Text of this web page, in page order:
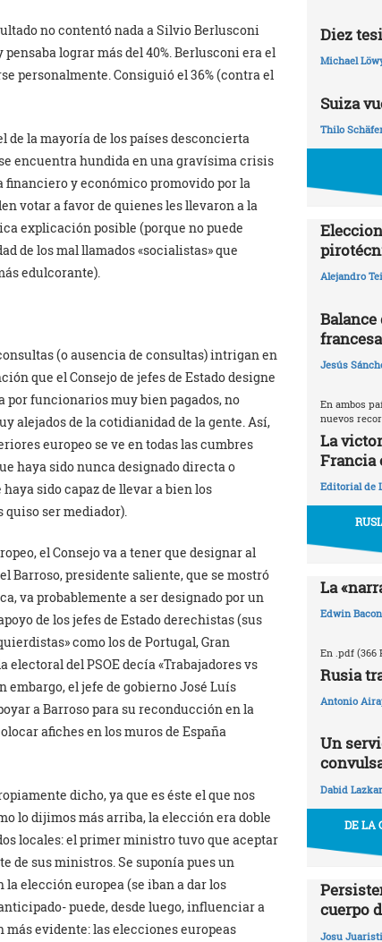
no contentó nada a Silvio Berlusconi
lograr más del 40%. Berlusconi era el
personalmente. Consiguió el 36% (contra el
la mayoría de los países desconcierta
encuentra hundida en una gravísima crisis
y económico promovido por la
votar a favor de quienes les llevaron a la
explicación posible (porque no puede
de los mal llamados «socialistas» que
edulcorante).
(o ausencia de consultas) intrigan en
que el Consejo de jefes de Estado designe
por funcionarios muy bien pagados, no
alejados de la cotidianidad de la gente. Así,
europeo se ve en todas las cumbres
haya sido nunca designado directa o
sido capaz de llevar a bien los
ser mediador).
el Consejo va a tener que designar al
Barroso, presidente saliente, que se mostró
va probablemente a ser designado por un
de los jefes de Estado derechistas (sus
como los de Portugal, Gran
electoral del PSOE decía «Trabajadores vs
embargo, el jefe de gobierno José Luís
a Barroso para su reconducción en la
afiches en los muros de España
dicho, ya que es éste el que nos
lo dijimos más arriba, la elección era doble
locales: el primer ministro tuvo que aceptar
de sus ministros. Se suponía pues un
elección europea (se iban a dar los
puede, desde luego, influenciar a
más evidente: las elecciones europeas
Diez
Michael
Suiza
Thilo
Alejandro
Jesús
En ambos
nuevos
La
Francia
Editorial de
La
Edwin Bacon
En .pdf (366
Rusia
Antonio
Un
Dabid
DE LA
cuerpo
Josu Juaristi